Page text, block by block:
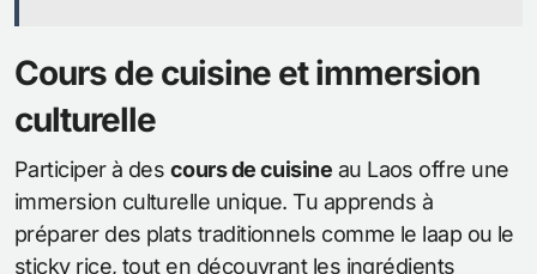
Cours de cuisine et immersion
culturelle
Participer à des cours de cuisine au Laos offre une
immersion culturelle unique. Tu apprends à
préparer des plats traditionnels comme le laap ou le
sticky rice, tout en découvrant les ingrédients